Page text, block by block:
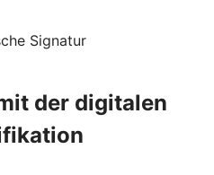
Signatur
der digitalen